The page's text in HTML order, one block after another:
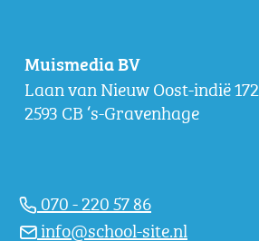
Muismedia BV
Laan van Nieuw Oost-indië 172
2593 CB ‘s-Gravenhage
070 - 220 57 86
info@school-site.nl